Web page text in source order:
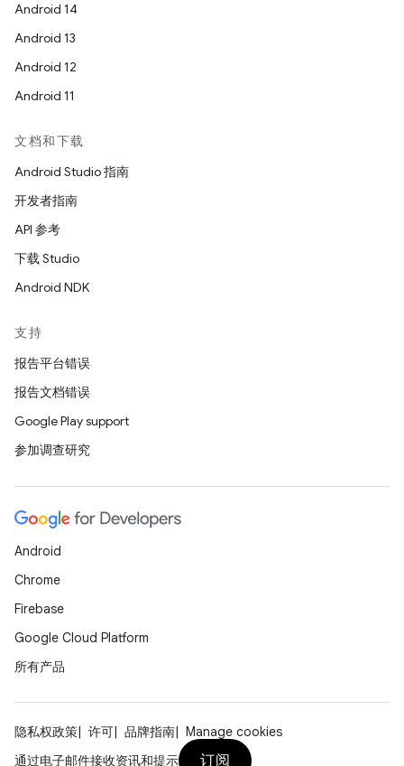
Android 14
Android 13
Android 12
Android 11
文档和下载
Android Studio 指南
开发者指南
API 参考
下载 Studio
Android NDK
支持
报告平台错误
报告文档错误
Google Play support
参加调查研究
Android
Chrome
Firebase
Google Cloud Platform
所有产品
隐私权政策 许可 品牌指南
Manage cookies
通过电子邮件接收资讯和提示
订阅